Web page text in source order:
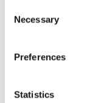
Selection
Necessary
Preferences
Statistics